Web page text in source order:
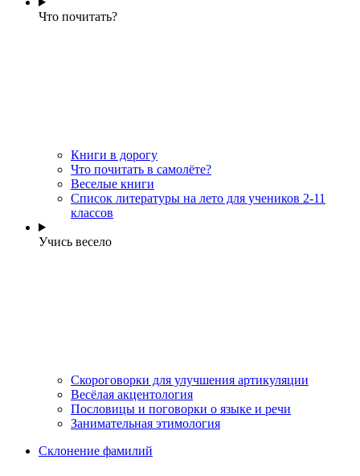
Что почитать?
Книги в дорогу
Что почитать в самолёте?
Веселые книги
Cписок литературы на лето для учеников 2-11
классов
Учись весело
Скороговорки для улучшения артикуляции
Весёлая акцентология
Пословицы и поговорки о языке и речи
Занимательная этимология
Склонение фамилий